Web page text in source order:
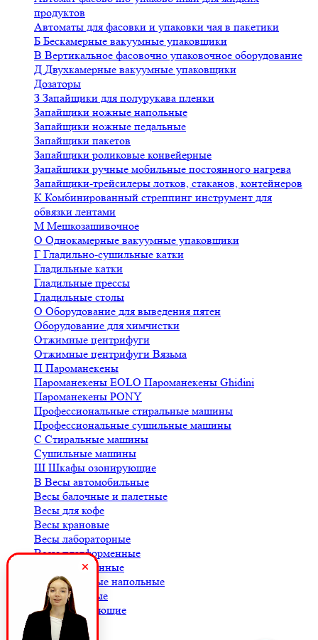
продуктов
Автоматы для фасовки и упаковки чая в пакетики
Б Бескамерные вакуумные упаковщики
В Вертикальное фасовочно упаковочное оборудование
Д Двухкамерные вакуумные упаковщики
Дозаторы
З Запайщики для полурукава пленки
Запайщики ножные напольные
Запайщики ножные педальные
Запайщики пакетов
Запайщики роликовые конвейерные
Запайщики ручные мобильные постоянного нагрева
Запайщики-трейсилеры лотков, стаканов, контейнеров
К Комбинированный стреппинг инструмент для
обвязки лентами
М Мешкозашивочное
О Однокамерные вакуумные упаковщики
Г Гладильно-сушильные катки
Гладильные катки
Гладильные прессы
Гладильные столы
О Оборудование для выведения пятен
Оборудование для химчистки
Отжимные центрифуги
Отжимные центрифуги Вязьма
П Пароманекены
Пароманекены EOLO Пароманекены Ghidini
Пароманекены PONY
Профессиональные стиральные машины
Профессиональные сушильные машины
С Стиральные машины
Сушильные машины
Ш Шкафы озонирующие
В Весы автомобильные
Весы балочные и палетные
Весы для кофе
Весы крановые
Весы лабораторные
Весы платформенные
Весы порционные
Весы товарные напольные
Весы торговые
ККомплектующие